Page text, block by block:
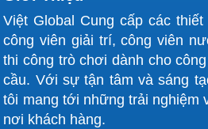
Việt Global Cung cấp các
công viên giải trí, công viên
thi công trò chơi dành cho
cầu. Với sự tận tâm và sáng
tôi mang tới những trải nghiệm
nơi khách hàng.